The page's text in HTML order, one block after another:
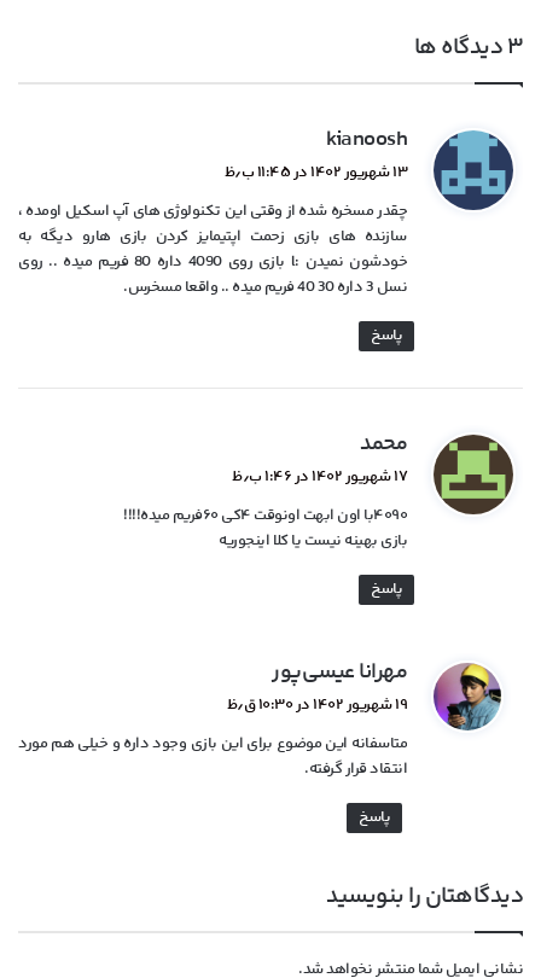
ام‌اس‌آی با خنک‌کننده حرارتی الماس و فیوزهای
هوشمند به استقبال نسل بعدی کارت‌های
‫۳ دیدگاه ها
kianoosh
ف
:
۱۳ شهریور ۱۴۰۲ در ۱۱:۴۵ ب٫ظ
چقدر مسخره شده از وقتی این تکنولوژی های آپ اسکیل اومده ،
سازنده های بازی زحمت اپتیمایز کردن بازی هارو دیگه به
خودشون نمیدن :l بازی روی 4090 داره 80 فریم میده .. روی
نسل 3 داره 30 40 فریم میده .. واقعا مسخرس.
پاسخ
محمد
:
۱۷ شهریور ۱۴۰۲ در ۱:۴۶ ب٫ظ
۴۰۹۰با اون ابهت اونوقت ۴کی ۶۰فریم میده!!!!
بازی بهینه نیست یا کلا اینجوریه
پاسخ
مهرانا عیسی‌پور
:
۱۹ شهریور ۱۴۰۲ در ۱۰:۳۰ ق٫ظ
متاسفانه این موضوع برای این بازی وجود داره و خیلی هم مورد
انتقاد قرار گرفته.
پاسخ
دیدگاهتان را بنویسید
نشانی ایمیل شما منتشر نخواهد شد.